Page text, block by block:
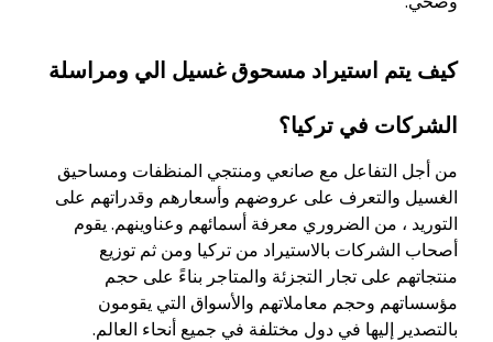
كيف يتم استيراد مسحوق غسيل الي ومراسلة
الشركات في تركيا؟
من أجل التفاعل مع صانعي ومنتجي المنظفات ومساحيق
الغسيل والتعرف على عروضهم وأسعارهم وقدراتهم على
التوريد ، من الضروري معرفة أسمائهم وعناوينهم. يقوم
أصحاب الشركات بالاستيراد من تركيا ومن ثم توزيع
منتجاتهم على تجار التجزئة والمتاجر بناءً على حجم
مؤسساتهم وحجم معاملاتهم والأسواق التي يقومون
بالتصدير إليها في دول مختلفة في جميع أنحاء العالم.